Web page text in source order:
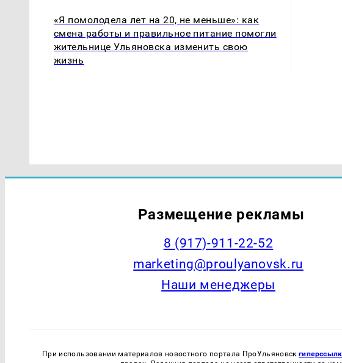
«Я помолодела лет на 20, не меньше»: как
смена работы и правильное питание помогли
жительнице Ульяновска изменить свою
жизнь
Размещение рекламы
8 (917)-911-22-52
marketing@proulyanovsk.ru
Наши менеджеры
При использовании материалов новостного портала ПроУльяновск